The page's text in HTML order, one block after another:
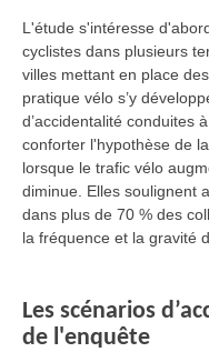
L'étude s'intéresse
cyclistes dans plusieurs
villes mettant en place
pratique vélo s’y
d’accidentalité conduites
conforter l'hypothèse de
lorsque le trafic vélo
diminue. Elles soulignent
dans plus de 70 % des
la fréquence et la gravité
Les scénarios
de l'enquête